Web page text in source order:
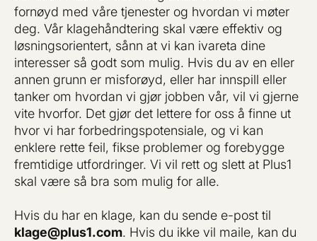
fornøyd med våre tjenester og hvordan vi møter
deg. Vår klagehåndtering skal være effektiv og
løsningsorientert, sånn at vi kan ivareta dine
interesser så godt som mulig. Hvis du av en eller
annen grunn er misforøyd, eller har innspill eller
tanker om hvordan vi gjør jobben vår, vil vi gjerne
vite hvorfor. Det gjør det lettere for oss å finne ut
hvor vi har forbedringspotensiale, og vi kan
enklere rette feil, fikse problemer og forebygge
fremtidige utfordringer. Vi vil rett og slett at Plus1
skal være så bra som mulig for alle.
Hvis du har en klage, kan du sende e-post til
klage@plus1.com. Hvis du ikke vil maile, kan du